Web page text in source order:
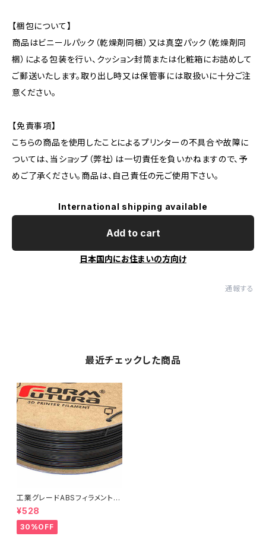
【梱包について】
商品はビニールパック（乾燥剤同梱）又は真空パック（乾燥剤同
梱）による包装を行い、クッション封筒または化粧箱にお詰めして
ご郵送いたします。取り出し時又は保管事には取扱いに十分ご注
意ください。
【免責事項】
こちらの商品を使用したことによるプリンターの不具合や故障に
ついては、当ショップ（弊社）は一切責任を負いかねますので、予
めご了承ください。商品は、自己責任の元ご使用下さい。
International shipping available
Add to cart
日本国内にお住まいの方向け
通報する
最近チェックした商品
工業グレードABSフィラメント
『TitanX』：お試しサンプル 5M
¥528
30%OFF